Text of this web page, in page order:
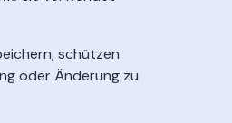
schützen
oder Änderung zu